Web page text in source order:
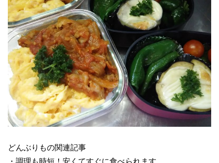
どんぶりもの関連記事
・ 調理も時短！安くてすぐに食べられます